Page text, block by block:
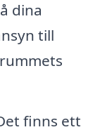
dina
till
finns ett